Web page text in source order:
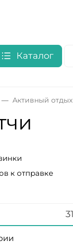
Каталог
Активный отдых
к отправке